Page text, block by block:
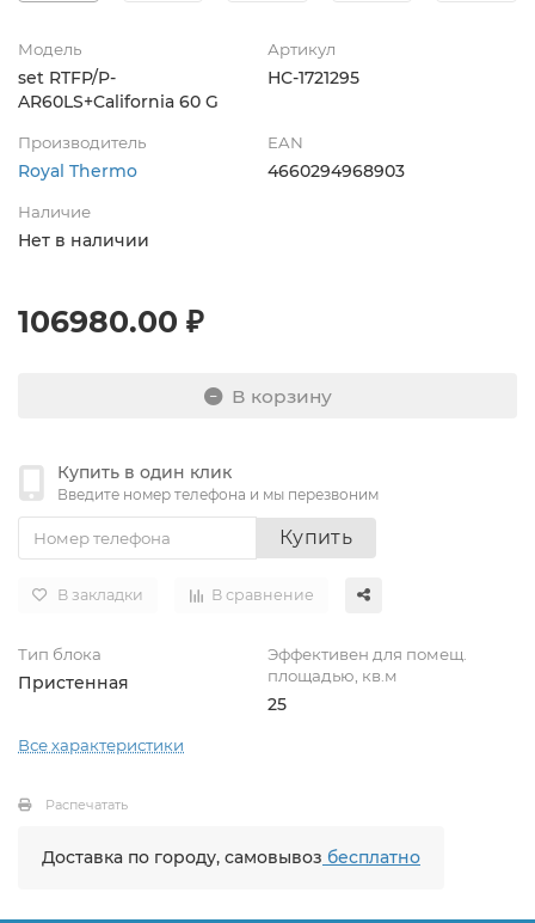
Модель
set RTFP/P-
AR60LS+California 60 G
Артикул
НС-1721295
Производитель
Royal Thermo
EAN
4660294968903
Наличие
Нет в наличии
106980.00 ₽
В корзину
Купить в один клик
Введите номер телефона и мы перезвоним
Купить
В закладки В сравнение
Тип блока
Пристенная
Эффективен для помещ.
площадью, кв.м
25
Все характеристики
Распечатать
Доставка по городу, самовывоз бесплатно